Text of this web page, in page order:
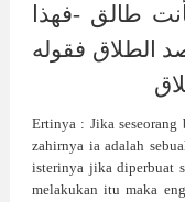
طالق -فهذا
الطلاق فقوله
Ertinya : Jika
zahirnya ia adalah
isterinya jika diperbuat
melakukan itu maka